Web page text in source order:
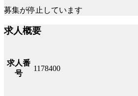
募集が停止しています
求人概要
求人番
号
1178400